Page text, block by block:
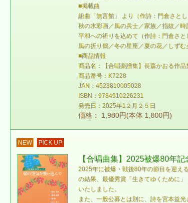
■掲載曲
組曲「無言館」 より（作詩：門倉さと
秋の水彩画／風の兵士／家族／指紋／
平和への祈りを込めて（作詩：門倉さ
風の折り鶴／冬の星座／夏の花／しずむ
■商品情報
商品名：【合唱楽譜集】長森かおる作品
商品番号：K7228
JAN：4523810005028
ISBN：9784910226231
発売日：2025年1２月２５日
価格： 1,980円(本体 1,800円)
NEW PICK UP
【合唱曲集】2025被爆80年
2025年に被爆・戦後80年の節目を迎え
の結果、最優秀賞「生きてゆくために
いたしました。
また、一般公募とは別に、詩を宮本益